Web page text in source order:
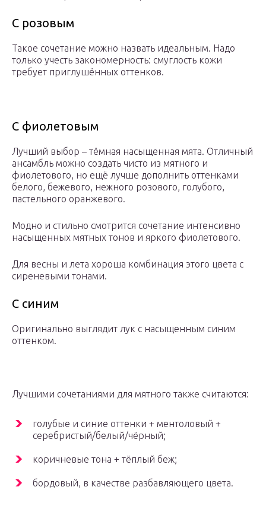
С розовым
Такое сочетание можно назвать идеальным. Надо
только учесть закономерность: смуглость кожи
требует приглушённых оттенков.
С фиолетовым
Лучший выбор – тёмная насыщенная мята. Отличный
ансамбль можно создать чисто из мятного и
фиолетового, но ещё лучше дополнить оттенками
белого, бежевого, нежного розового, голубого,
пастельного оранжевого.
Модно и стильно смотрится сочетание интенсивно
насыщенных мятных тонов и яркого фиолетового.
Для весны и лета хороша комбинация этого цвета с
сиреневыми тонами.
С синим
Оригинально выглядит лук с насыщенным синим
оттенком.
Лучшими сочетаниями для мятного также считаются:
голубые и синие оттенки + ментоловый +
серебристый/белый/чёрный;
коричневые тона + тёплый беж;
бордовый, в качестве разбавляющего цвета.